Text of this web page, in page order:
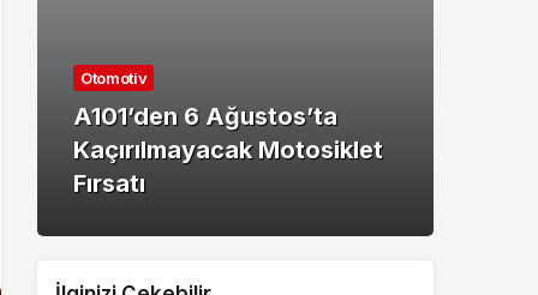
Otomotiv
A101’den 6 Ağustos’ta
Kaçırılmayacak Motosiklet
Fırsatı